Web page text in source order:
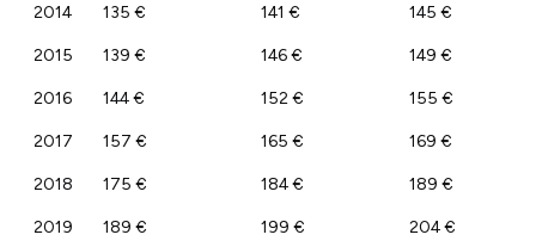
2014 135 € 141 € 145 €
2015 139 € 146 € 149 €
2016 144 € 152 € 155 €
2017 157 € 165 € 169 €
2018 175 € 184 € 189 €
2019 189 € 199 € 204 €